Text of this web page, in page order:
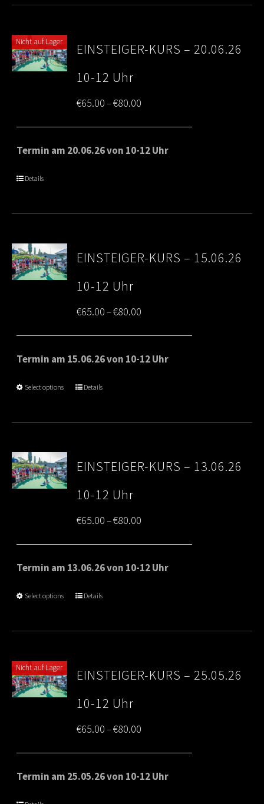
Nicht auf Lager
EINSTEIGER-KURS – 20.06.26
10-12 Uhr
€65.00–€80.00
range:
€65.00
Termin am 20.06.26 von 10-12 Uhr
Details
EINSTEIGER-KURS – 15.06.26
10-12 Uhr
€65.00–€80.00
range:
€65.00
Termin am 15.06.26 von 10-12 Uhr
Select options Details
EINSTEIGER-KURS – 13.06.26
10-12 Uhr
€65.00–€80.00
range:
€65.00
Termin am 13.06.26 von 10-12 Uhr
Select options Details
Nicht auf Lager
EINSTEIGER-KURS – 25.05.26
10-12 Uhr
€65.00–€80.00
range:
€65.00
Termin am 25.05.26 von 10-12 Uhr